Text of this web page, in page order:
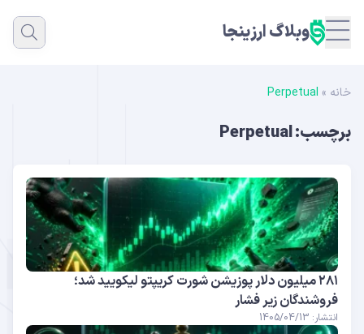
وبلاگ ارزینجا
خانه »
Perpetual
برچسب:Perpetual
۲۸۱ میلیون دلار پوزیشن شورت کریپتو لیکویید شد؛
فروشندگان زیر فشار
انتشار: 1405/04/13